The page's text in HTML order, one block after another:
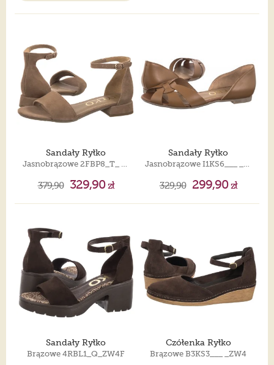
Sandały Ryłko
Jasnobrązowe 2FBP8_T_ _6TWF
379,90 329,90zł
Sandały Ryłko
Jasnobrązowe I1KS6___ _8HM
329,90 299,90zł
Sandały Ryłko
Brązowe 4RBL1_Q_ZW4F
Czółenka Ryłko
Brązowe B3KS3___ _ZW4